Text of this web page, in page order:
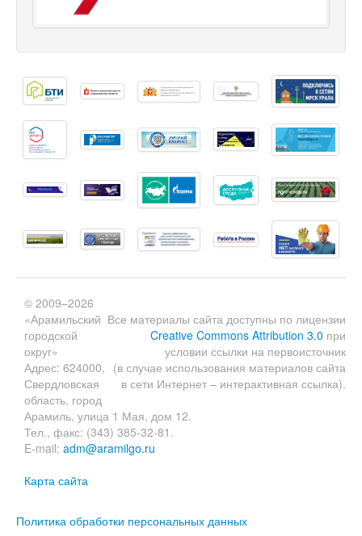
Все материалы сайта доступны по лицензии
Creative Commons Attribution 3.0 при
условии ссылки на первоисточник
(в случае использования материалов сайта
в сети Интернет – интерактивная ссылка).
© 2009–2026
«Арамильский
городской
округ»
Адрес: 624000,
Свердловская
область, город
Арамиль, улица 1 Мая, дом 12.
Тел., факс: (343) 385-32-81.
E-mail: adm@aramilgo.ru
Карта сайта
Политика обработки персональных данных